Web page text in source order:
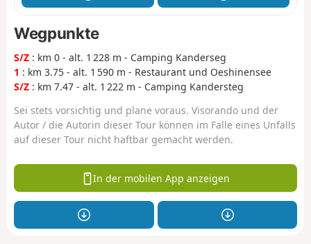
Wegpunkte
S/Z : km 0 - alt. 1 228 m - Camping Kanderseg
1 : km 3.75 - alt. 1 590 m - Restaurant und Oeshinensee
S/Z : km 7.47 - alt. 1 222 m - Camping Kandersteg
Sei stets vorsichtig und plane voraus. Visorando und der
Autor / die Autorin dieser Tour können im Falle eines Unfalls
auf dieser Tour nicht haftbar gemacht werden.
In der mobilen App anzeigen